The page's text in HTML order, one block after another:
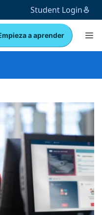
Student Login
a aprender